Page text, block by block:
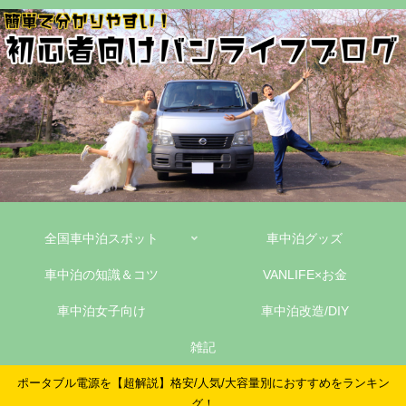
全国車中泊スポット 車中泊グッズ
車中泊の知識＆コツ VANLIFE×お金
車中泊女子向け 車中泊改造/DIY
雑記
ポータブル電源を【超解説】格安/人気/大容量別におすすめをランキン